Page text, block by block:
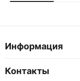
Информация
Контакты